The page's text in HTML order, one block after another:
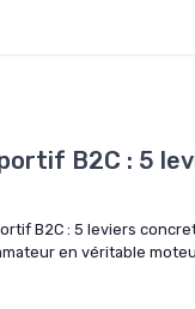
B2C : 5
B2C : 5 leviers
en véritable